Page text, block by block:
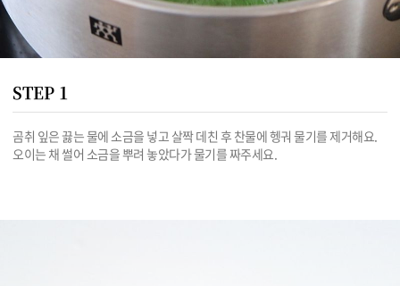
STEP 1
곰취 잎은 끓는 물에 소금을 넣고 살짝 데친 후 찬물에 헹궈 물기를 제거해요.
오이는 채 썰어 소금을 뿌려 놓았다가 물기를 짜주세요.